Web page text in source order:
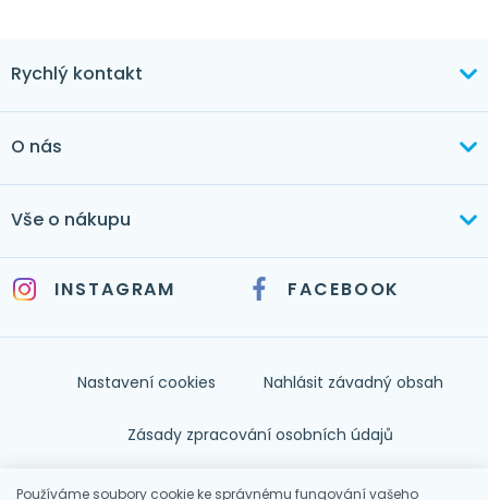
Rychlý kontakt
info@byt-tex.cz
O nás
Služby
Vše o nákupu
INSTAGRAM FACEBOOK
Nastavení cookies Nahlásit závadný obsah
Zásady zpracování osobních údajů
Souhlas se zpracováním osobních údajů
Používáme soubory cookie ke správnému fungování vašeho